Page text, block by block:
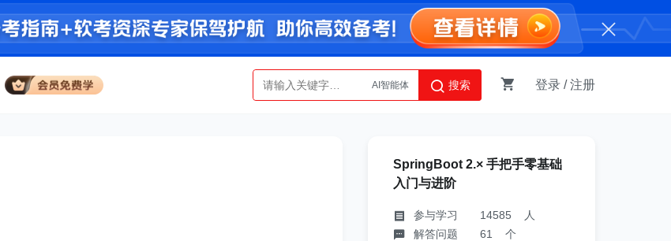
AI智能体
Python
搜索 登录 /注册
SpringBoot 2.× 手把手零基础
入门与进阶
参与学习 14585 人
解答问题 61 个